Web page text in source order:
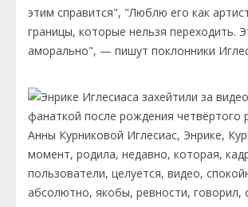
этим справится", "Люблю его как
границы, которые нельзя переходить.
аморально", — пишут поклонники